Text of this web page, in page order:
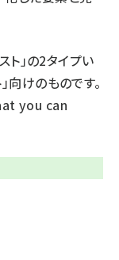
ト」の2タイプい
向けのものです。
you can